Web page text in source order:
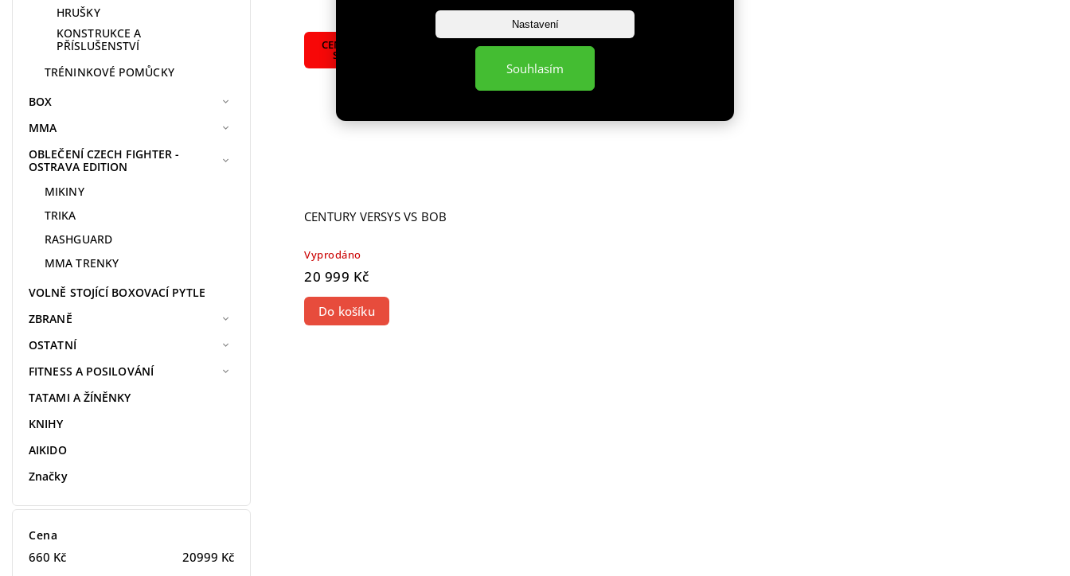
Nastavení
Souhlasím
HRUŠKY
KONSTRUKCE A
PŘÍSLUŠENSTVÍ
TRÉNINKOVÉ POMŮCKY
BOX
MMA
OBLEČENÍ CZECH FIGHTER -
OSTRAVA EDITION
MIKINY
TRIKA
RASHGUARD
MMA TRENKY
VOLNĚ STOJÍCÍ BOXOVACÍ PYTLE
ZBRANĚ
OSTATNÍ
FITNESS A POSILOVÁNÍ
TATAMI A ŽÍNĚNKY
KNIHY
AIKIDO
Značky
Cena
660 Kč 20999 Kč
CENTRÁLNÍ
SKLAD
CENTURY VERSYS VS BOB
Vyprodáno
20 999 Kč
Do košíku